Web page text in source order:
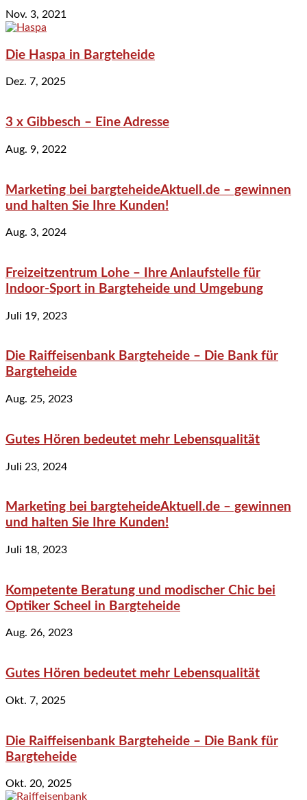
Nov. 3, 2021
Die Haspa in Bargteheide
Dez. 7, 2025
3 x Gibbesch – Eine Adresse
Aug. 9, 2022
Marketing bei bargteheideAktuell.de – gewinnen
und halten Sie Ihre Kunden!
Aug. 3, 2024
Freizeitzentrum Lohe – Ihre Anlaufstelle für
Indoor-Sport in Bargteheide und Umgebung
Juli 19, 2023
Die Raiffeisenbank Bargteheide – Die Bank für
Bargteheide
Aug. 25, 2023
Gutes Hören bedeutet mehr Lebensqualität
Juli 23, 2024
Marketing bei bargteheideAktuell.de – gewinnen
und halten Sie Ihre Kunden!
Juli 18, 2023
Kompetente Beratung und modischer Chic bei
Optiker Scheel in Bargteheide
Aug. 26, 2023
Gutes Hören bedeutet mehr Lebensqualität
Okt. 7, 2025
Die Raiffeisenbank Bargteheide – Die Bank für
Bargteheide
Okt. 20, 2025